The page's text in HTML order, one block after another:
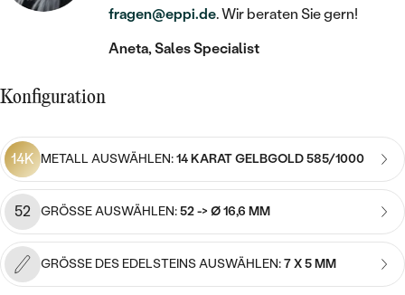
NACH EDELSTEIN
MIT MOISSANIT
MIT FARBIGEN DIAMANTEN
MIT SCHWARZEN DIAMANTEN
SCHMUCKZUBEHÖR
GOLD
SILBER
PLATIN
NACH STEIN
DIAMANTSCHMUCK
NACH STEIN
MIT DIAMANT
MIT EDELSTEIN
NACH PREIS
PREISWERTE
LUXURIÖSE
HERZKETTEN
MIT TIEREN
NACH EDELSTEIN
MIT DIAMANT
MIT EDELSTEIN
PERLENKETTEN
NACH PREIS
PERLENRINGE
NACH PREIS
PREISWERTE
fragen@eppi.de. Wir beraten Sie gern!
Aneta, Sales Specialist
Konfiguration
14K METALL AUSWÄHLEN:14 KARAT GELBGOLD 585/1000
52 GRÖSSE AUSWÄHLEN:52 -> Ø 16,6 MM
GRÖSSE DES EDELSTEINS AUSWÄHLEN:7 X 5 MM